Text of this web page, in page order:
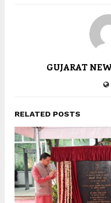
GUJARAT
RELATED POSTS